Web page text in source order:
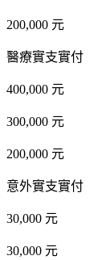
200,000 元
醫療實支實付
400,000 元
300,000 元
200,000 元
意外實支實付
30,000 元
30,000 元